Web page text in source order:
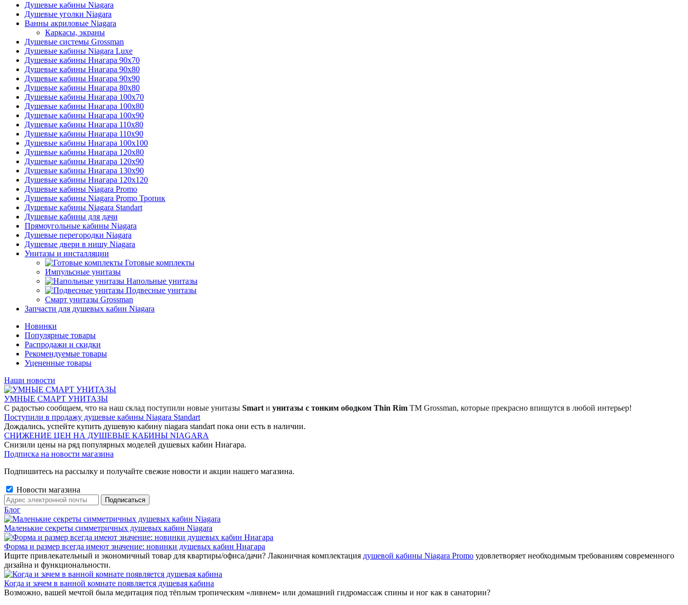
Душевые кабины Niagara
Душевые уголки Niagara
Ванны акриловые Niagara
Каркасы, экраны
Душевые системы Grossman
Душевые кабины Niagara Luxe
Душевые кабины Ниагара 90x70
Душевые кабины Ниагара 90x80
Душевые кабины Ниагара 90x90
Душевые кабины Ниагара 80x80
Душевые кабины Ниагара 100x70
Душевые кабины Ниагара 100x80
Душевые кабины Ниагара 100x90
Душевые кабины Ниагара 110x80
Душевые кабины Ниагара 110x90
Душевые кабины Ниагара 100x100
Душевые кабины Ниагара 120x80
Душевые кабины Ниагара 120x90
Душевые кабины Ниагара 130x90
Душевые кабины Ниагара 120x120
Душевые кабины Niagara Promo
Душевые кабины Niagara Promo Тропик
Душевые кабины Niagara Standart
Душевые кабины для дачи
Прямоугольные кабины Niagara
Душевые перегородки Niagara
Душевые двери в нишу Niagara
Унитазы и инсталляции
Готовые комплекты
Импульсные унитазы
Напольные унитазы
Подвесные унитазы
Смарт унитазы Grossman
Запчасти для душевых кабин Niagara
Новинки
Популярные товары
Распродажи и скидки
Рекомендуемые товары
Уцененные товары
Наши новости
УМНЫЕ СМАРТ УНИТАЗЫ
С радостью сообщаем, что на наш склад поступили новые унитазы Smart и унитазы с тонким ободком Thin Rim TM Grossman, которые прекрасно впишутся в любой интерьер!
Поступили в продажу душевые кабины Niagara Standart
Дождались, успейте купить душевую кабину niagara standart пока они есть в наличии.
СНИЖЕНИЕ ЦЕН НА ДУШЕВЫЕ КАБИНЫ NIAGARA
Снизили цены на ряд популярных моделей душевых кабин Ниагара.
Подписка на новости магазина
Подпишитесь на рассылку и получайте свежие новости и акции нашего магазина.
Новости магазина
Блог
Маленькие секреты симметричных душевых кабин Niagara
Форма и размер всегда имеют значение: новинки душевых кабин Ниагара
Ищите привлекательный и экономичный товар для квартиры/офиса/дачи? Лаконичная комплектация душевой кабины Niagara Promo удовлетворяет необходимым требованиям современного
дизайна и функциональности.
Когда и зачем в ванной комнате появляется душевая кабина
Возможно, вашей мечтой была медитация под тёплым тропическим «ливнем» или домашний гидромассаж спины и ног как в санатории?